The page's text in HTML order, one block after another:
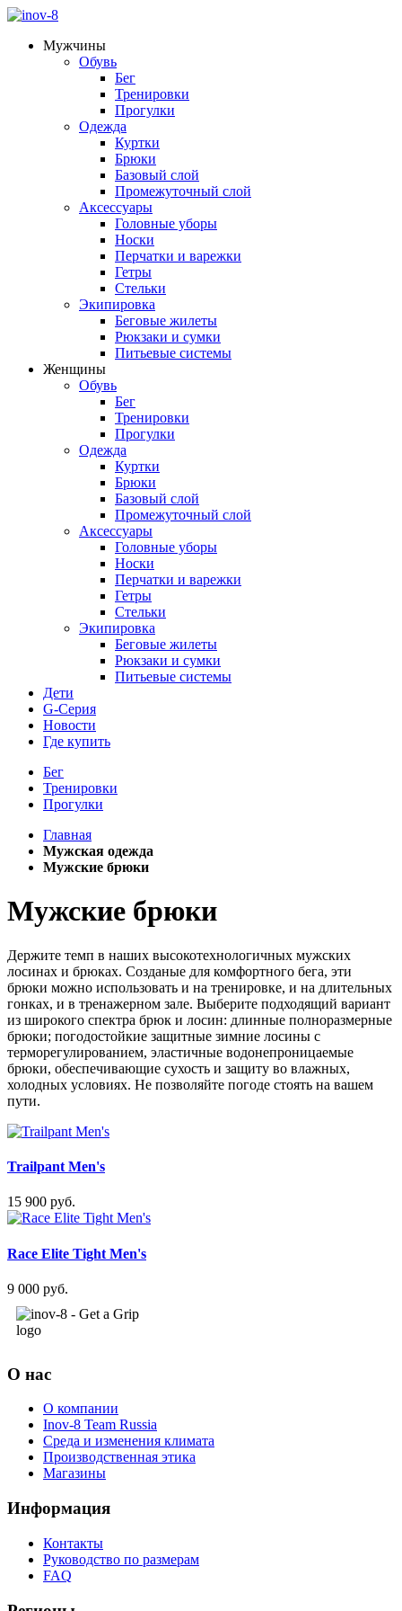
Мужчины
Обувь
Бег
Тренировки
Прогулки
Одежда
Куртки
Брюки
Базовый слой
Промежуточный слой
Аксессуары
Головные уборы
Носки
Перчатки и варежки
Гетры
Стельки
Экипировка
Беговые жилеты
Рюкзаки и сумки
Питьевые системы
Женщины
Обувь
Бег
Тренировки
Прогулки
Одежда
Куртки
Брюки
Базовый слой
Промежуточный слой
Аксессуары
Головные уборы
Носки
Перчатки и варежки
Гетры
Стельки
Экипировка
Беговые жилеты
Рюкзаки и сумки
Питьевые системы
Дети
G-Серия
Новости
Где купить
Бег
Тренировки
Прогулки
Главная
Мужская одежда
Мужские брюки
Мужские брюки
Держите темп в наших высокотехнологичных мужских
лосинах и брюках. Созданые для комфортного бега, эти
брюки можно использовать и на тренировке, и на длительных
гонках, и в тренажерном зале. Выберите подходящий вариант
из широкого спектра брюк и лосин: длинные полноразмерные
брюки; погодостойкие защитные зимние лосины с
терморегулированием, эластичные водонепроницаемые
брюки, обеспечивающие сухость и защиту во влажных,
холодных условиях. Не позволяйте погоде стоять на вашем
пути.
Trailpant Men's
15 900 руб.
Race Elite Tight Men's
9 000 руб.
О нас
О компании
Inov-8 Team Russia
Среда и изменения климата
Производственная этика
Магазины
Информация
Контакты
Руководство по размерам
FAQ